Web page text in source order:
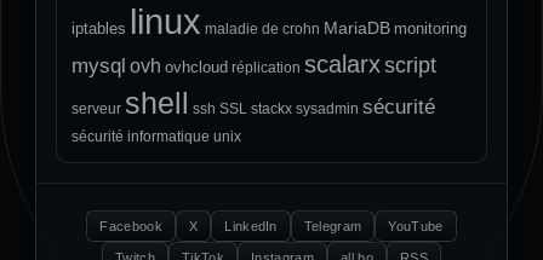
iptables linux maladie de crohn MariaDB monitoring
mysql ovh ovhcloud réplication scalarxscript
serveur shell ssh SSL stackx sysadmin sécurité
sécurité informatique unix
Facebook X LinkedIn Telegram YouTube